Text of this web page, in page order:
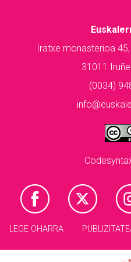
Iratxe monasterioa
31011
(0034)
LEGE OHARRA